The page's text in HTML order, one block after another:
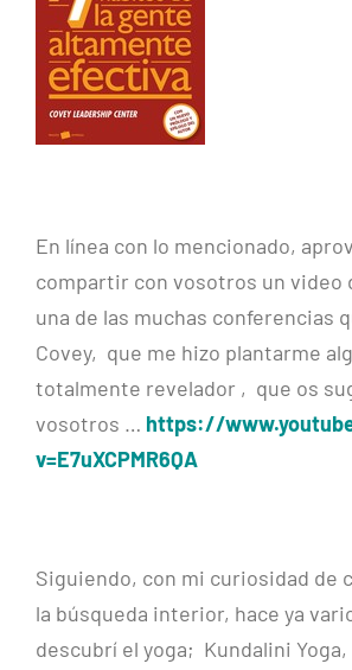
En línea con lo mencionado,
compartir con vosotros un video
una de las muchas conferencias
Covey, que me hizo plantarme
totalmente revelador , que os
vosotros … https://
v=E7uXCPMR6QA
Siguiendo, con mi curiosidad de
la búsqueda interior, hace ya
descubrí el yoga; Kundalini